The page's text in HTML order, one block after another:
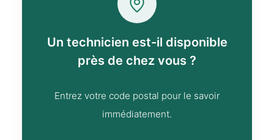
Un technicien est-il disponible
près de chez vous ?
Entrez votre code postal pour le savoir
immédiatement.